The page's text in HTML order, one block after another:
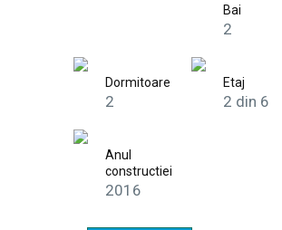
Bai
2
Dormitoare
2
Etaj
2 din 6
Anul
constructiei
2016